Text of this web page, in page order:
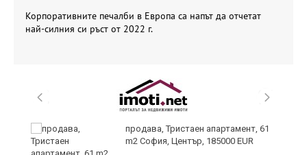
Корпоративните печалби в Европа са напът да отчетат
най-силния си ръст от 2022 г.
продава, Тристаен апартамент, 61
m2 София, Център, 185000 EUR